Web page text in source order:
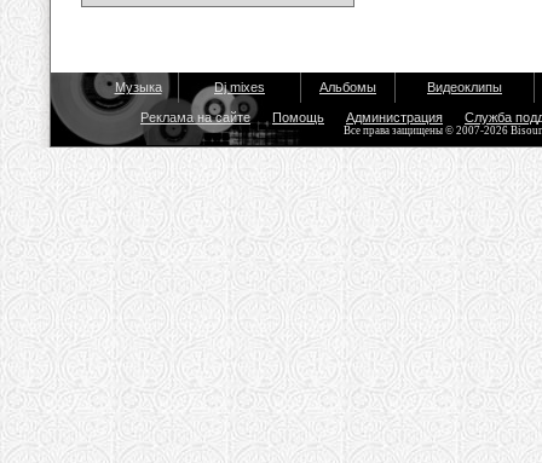
Музыка Dj mixes Альбомы Видеоклипы
Реклама на сайте Помощь Администрация Служба
Все права защищены © 2007-2026